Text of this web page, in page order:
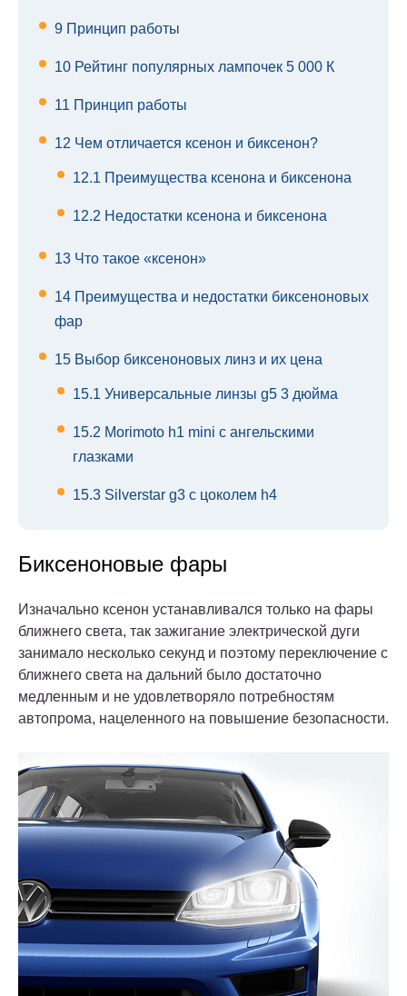
9 Принцип работы
10 Рейтинг популярных лампочек 5 000 К
11 Принцип работы
12 Чем отличается ксенон и биксенон?
12.1 Преимущества ксенона и биксенона
12.2 Недостатки ксенона и биксенона
13 Что такое «ксенон»
14 Преимущества и недостатки биксеноновых
фар
15 Выбор биксеноновых линз и их цена
15.1 Универсальные линзы g5 3 дюйма
15.2 Morimoto h1 mini с ангельскими
глазками
15.3 Silverstar g3 с цоколем h4
Биксеноновые фары
Изначально ксенон устанавливался только на фары
ближнего света, так зажигание электрической дуги
занимало несколько секунд и поэтому переключение с
ближнего света на дальний было достаточно
медленным и не удовлетворяло потребностям
автопрома, нацеленного на повышение безопасности.